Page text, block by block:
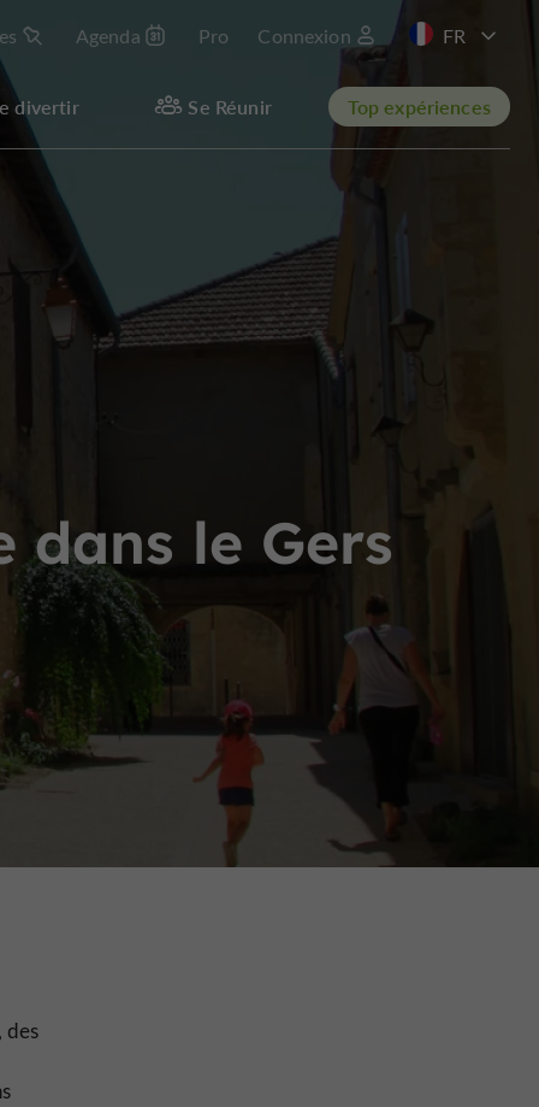
Agenda Pro Connexion
EN
divertir Se Réunir Top expériences
dans le Gers
des